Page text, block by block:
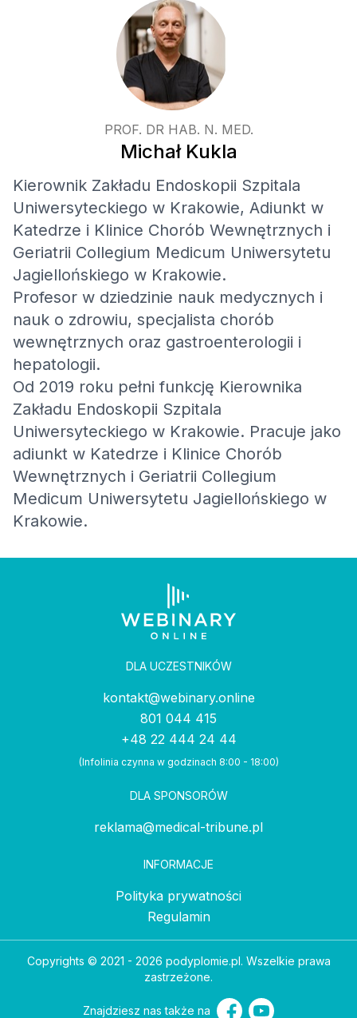
PROF. DR HAB. N. MED.
Michał Kukla
Kierownik Zakładu Endoskopii Szpitala
Uniwersyteckiego w Krakowie, Adiunkt w
Katedrze i Klinice Chorób Wewnętrznych i
Geriatrii Collegium Medicum Uniwersytetu
Jagiellońskiego w Krakowie.
Profesor w dziedzinie nauk medycznych i
nauk o zdrowiu, specjalista chorób
wewnętrznych oraz gastroenterologii i
hepatologii.
Od 2019 roku pełni funkcję Kierownika
Zakładu Endoskopii Szpitala
Uniwersyteckiego w Krakowie. Pracuje jako
adiunkt w Katedrze i Klinice Chorób
Wewnętrznych i Geriatrii Collegium
Medicum Uniwersytetu Jagiellońskiego w
Krakowie.
DLA UCZESTNIKÓW
kontakt@webinary.online
801 044 415
+48 22 444 24 44
(Infolinia czynna w godzinach 8:00 - 18:00)
DLA SPONSORÓW
reklama@medical-tribune.pl
INFORMACJE
Polityka prywatności
Regulamin
Copyrights © 2021 - 2026 podyplomie.pl. Wszelkie prawa
zastrzeżone.
Znajdziesz nas także na